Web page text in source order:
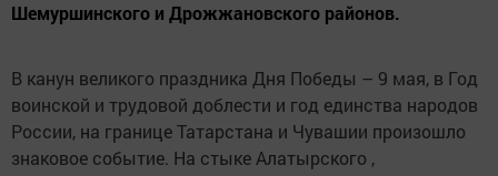
Шемуршинского и Дрожжановского районов.
В канун великого праздника Дня Победы – 9 мая, в Год
воинской и трудовой доблести и год единства народов
России, на границе Татарстана и Чувашии произошло
знаковое событие. На стыке Алатырского ,